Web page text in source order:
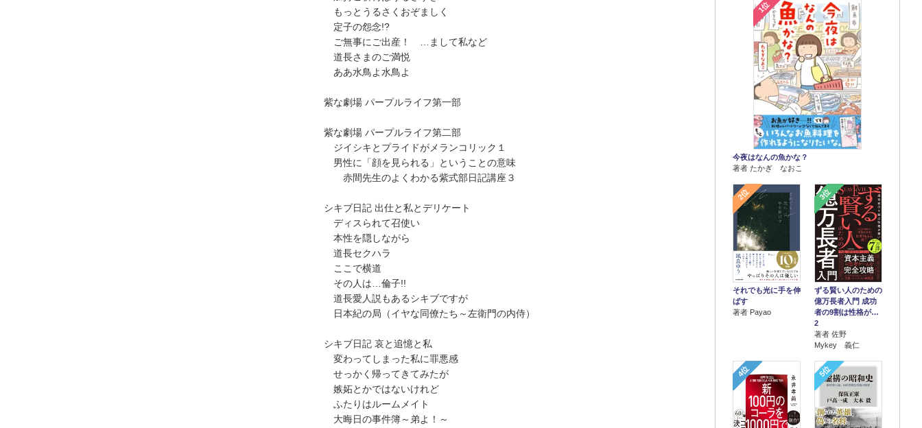
もっとうるさくおぞましく
定子の怨念!?
ご無事にご出産！ …まして私など
道長さまのご満悦
ああ水鳥よ水鳥よ
紫な劇場 パープルライフ第一部
紫な劇場 パープルライフ第二部
ジイシキとプライドがメランコリック１
男性に「顔を見られる」ということの意味
赤間先生のよくわかる紫式部日記講座３
シキブ日記 出仕と私とデリケート
ディスられて召使い
本性を隠しながら
道長セクハラ
ここで横道
その人は…倫子!!
道長愛人説もあるシキブですが
日本紀の局（イヤな同僚たち～左衛門の内侍）
シキブ日記 哀と追憶と私
変わってしまった私に罪悪感
せっかく帰ってきてみたが
嫉妬とかではないけれど
ふたりはルームメイト
大晦日の事件簿～弟よ！～
1位
今夜はなんの魚かな？
著者 たかぎ なおこ
2位
それでも光に手を伸
ばす
著者 Payao
3位
ずる賢い人のための
億万長者入門 成功
者の9割は性格が…
2
著者 佐野
Mykey 義仁
4位 5位